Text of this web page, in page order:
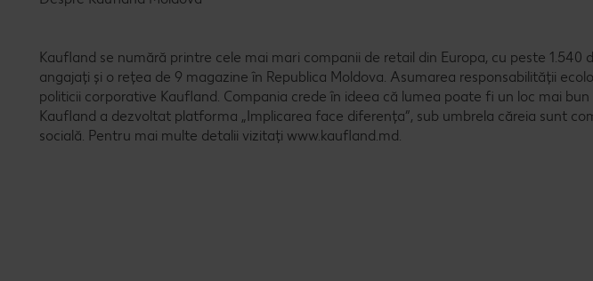
Kaufland se numără printre cele mai mari companii de retail din Europa, cu peste 1.540
angajați și o rețea de 9 magazine în Republica Moldova. Asumarea responsabilității
politicii corporative Kaufland. Compania crede în ideea că lumea poate fi un loc mai
Kaufland a dezvoltat platforma „Implicarea face diferența”, sub umbrela căreia sunt
socială. Pentru mai multe detalii vizitați www.kaufland.md.